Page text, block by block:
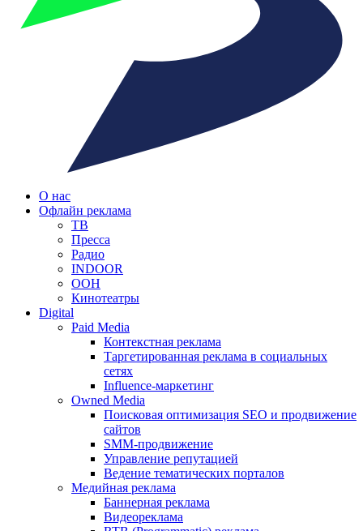
О нас
Офлайн реклама
ТВ
Пресса
Радио
INDOOR
OOH
Кинотеатры
Digital
Paid Media
Контекстная реклама
Таргетированная реклама в социальных
сетях
Influence-маркетинг
Owned Media
Поисковая оптимизация SEO и продвижение
сайтов
SMM-продвижение
Управление репутацией
Ведение тематических порталов
Медийная реклама
Баннерная реклама
Видеореклама